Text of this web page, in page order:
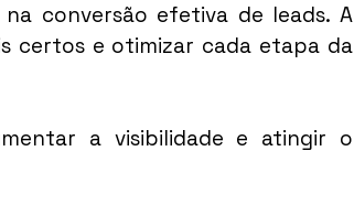
conversão efetiva de leads. A
certos e otimizar cada etapa da
a visibilidade e atingir o